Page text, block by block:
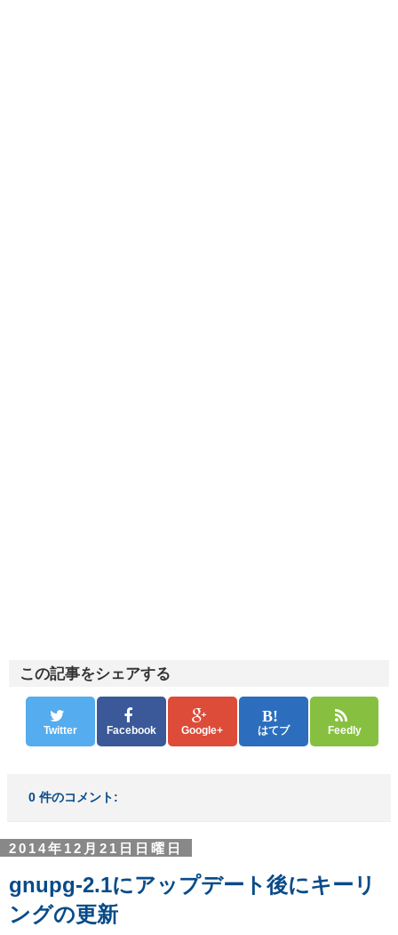
この記事をシェアする
Twitter Facebook Google+ はてブ Feedly
0 件のコメント:
2014年12月21日日曜日
gnupg-2.1にアップデート後にキーリ
ングの更新